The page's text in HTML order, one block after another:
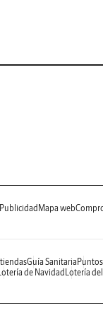
Publicidad Mapa web
tiendasGuía Sanitaria
de Navidad Lotería